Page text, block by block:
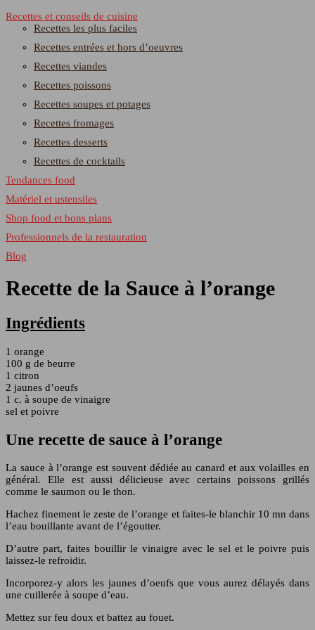
Recettes et conseils de cuisine
Recettes les plus faciles
Recettes entrées et hors d’oeuvres
Recettes viandes
Recettes poissons
Recettes soupes et potages
Recettes fromages
Recettes desserts
Recettes de cocktails
Tendances food
Matériel et ustensiles
Shop food et bons plans
Professionnels de la restauration
Blog
Recette de la Sauce à l’orange
Ingrédients
1 orange
100 g de beurre
1 citron
2 jaunes d’oeufs
1 c. à soupe de vinaigre
sel et poivre
Une recette de sauce à l’orange
La sauce à l’orange est souvent dédiée au canard et aux volailles en
général. Elle est aussi délicieuse avec certains poissons grillés
comme le saumon ou le thon.
Hachez finement le zeste de l’orange et faites-le blanchir 10 mn dans
l’eau bouillante avant de l’égoutter.
D’autre part, faites bouillir le vinaigre avec le sel et le poivre puis
laissez-le refroidir.
Incorporez-y alors les jaunes d’oeufs que vous aurez délayés dans
une cuillerée à soupe d’eau.
Mettez sur feu doux et battez au fouet.